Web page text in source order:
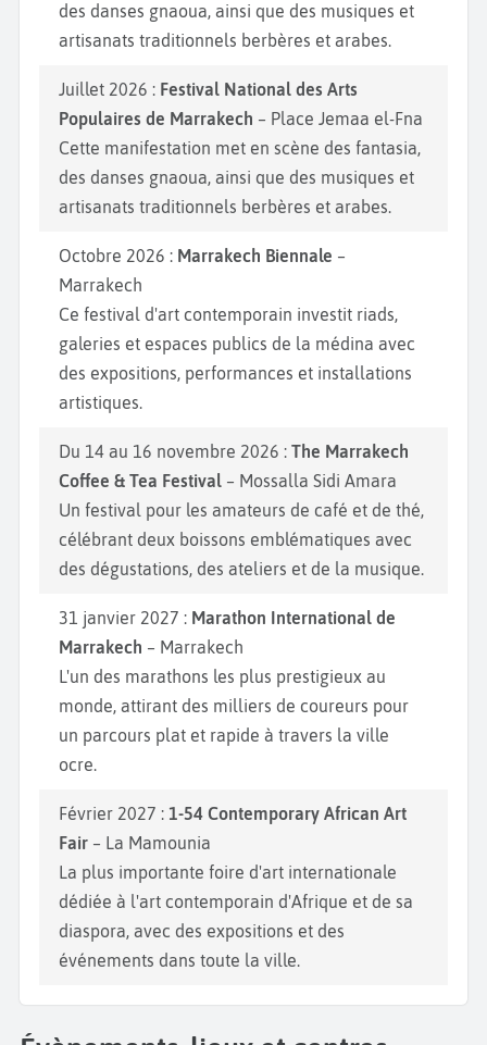
des danses gnaoua, ainsi que des musiques et
artisanats traditionnels berbères et arabes.
Juillet 2026 : Festival National des Arts
Populaires de Marrakech – Place Jemaa el-Fna
Cette manifestation met en scène des fantasia,
des danses gnaoua, ainsi que des musiques et
artisanats traditionnels berbères et arabes.
Octobre 2026 : Marrakech Biennale –
Marrakech
Ce festival d'art contemporain investit riads,
galeries et espaces publics de la médina avec
des expositions, performances et installations
artistiques.
Du 14 au 16 novembre 2026 : The Marrakech
Coffee & Tea Festival – Mossalla Sidi Amara
Un festival pour les amateurs de café et de thé,
célébrant deux boissons emblématiques avec
des dégustations, des ateliers et de la musique.
31 janvier 2027 : Marathon International de
Marrakech – Marrakech
L'un des marathons les plus prestigieux au
monde, attirant des milliers de coureurs pour
un parcours plat et rapide à travers la ville
ocre.
Février 2027 : 1-54 Contemporary African Art
Fair – La Mamounia
La plus importante foire d'art internationale
dédiée à l'art contemporain d'Afrique et de sa
diaspora, avec des expositions et des
événements dans toute la ville.